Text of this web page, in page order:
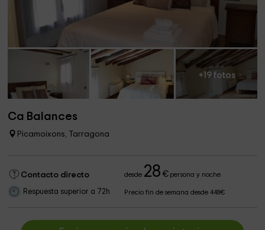
+19 fotos
Ca Balances
Picamoixons, Tarragona
Contacto directo desde 28 €persona y noche
Respuesta superior a 72h Precio fin de semana desde 448€